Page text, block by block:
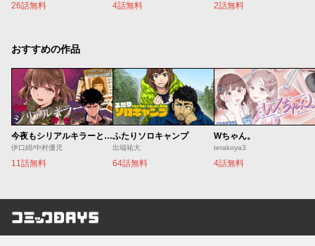
26話無料 4話無料 2話無料
おすすめの作品
今夜もシリアルキラーと待ち合わせ
伊口紺/中村優児
11話無料
ふたりソロキャンプ
出端祐大
64話無料
Wちゃん。
terakoya3
4話無料
コミックDAYS